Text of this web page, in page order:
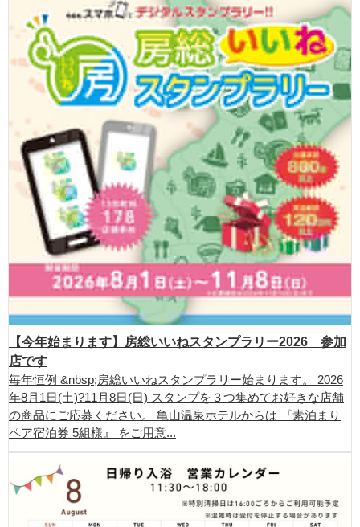
【今年始まります】房総いいねスタンプラリー2026 参加
店です
毎年恒例 &nbsp;房総いいねスタンプラリー始まります。 2026
年8月1日(土)?11月8日(日) スタンプを３つ集めてお好きな店舗
の商品にご応募ください。 亀山温泉ホテルからは 『素泊まり
ペア宿泊券 5組様』 をご用意...